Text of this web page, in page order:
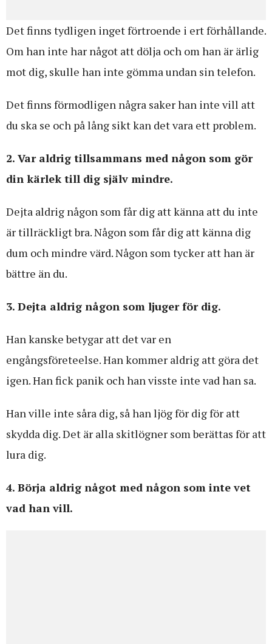
Det finns tydligen inget förtroende i ert förhållande.
Om han inte har något att dölja och om han är ärlig
mot dig, skulle han inte gömma undan sin telefon.
Det finns förmodligen några saker han inte vill att
du ska se och på lång sikt kan det vara ett problem.
2. Var aldrig tillsammans med någon som gör
din kärlek till dig själv mindre.
Dejta aldrig någon som får dig att känna att du inte
är tillräckligt bra. Någon som får dig att känna dig
dum och mindre värd. Någon som tycker att han är
bättre än du.
3. Dejta aldrig någon som ljuger för dig.
Han kanske betygar att det var en
engångsföreteelse. Han kommer aldrig att göra det
igen. Han fick panik och han visste inte vad han sa.
Han ville inte såra dig, så han ljög för dig för att
skydda dig. Det är alla skitlögner som berättas för att
lura dig.
4. Börja aldrig något med någon som inte vet
vad han vill.